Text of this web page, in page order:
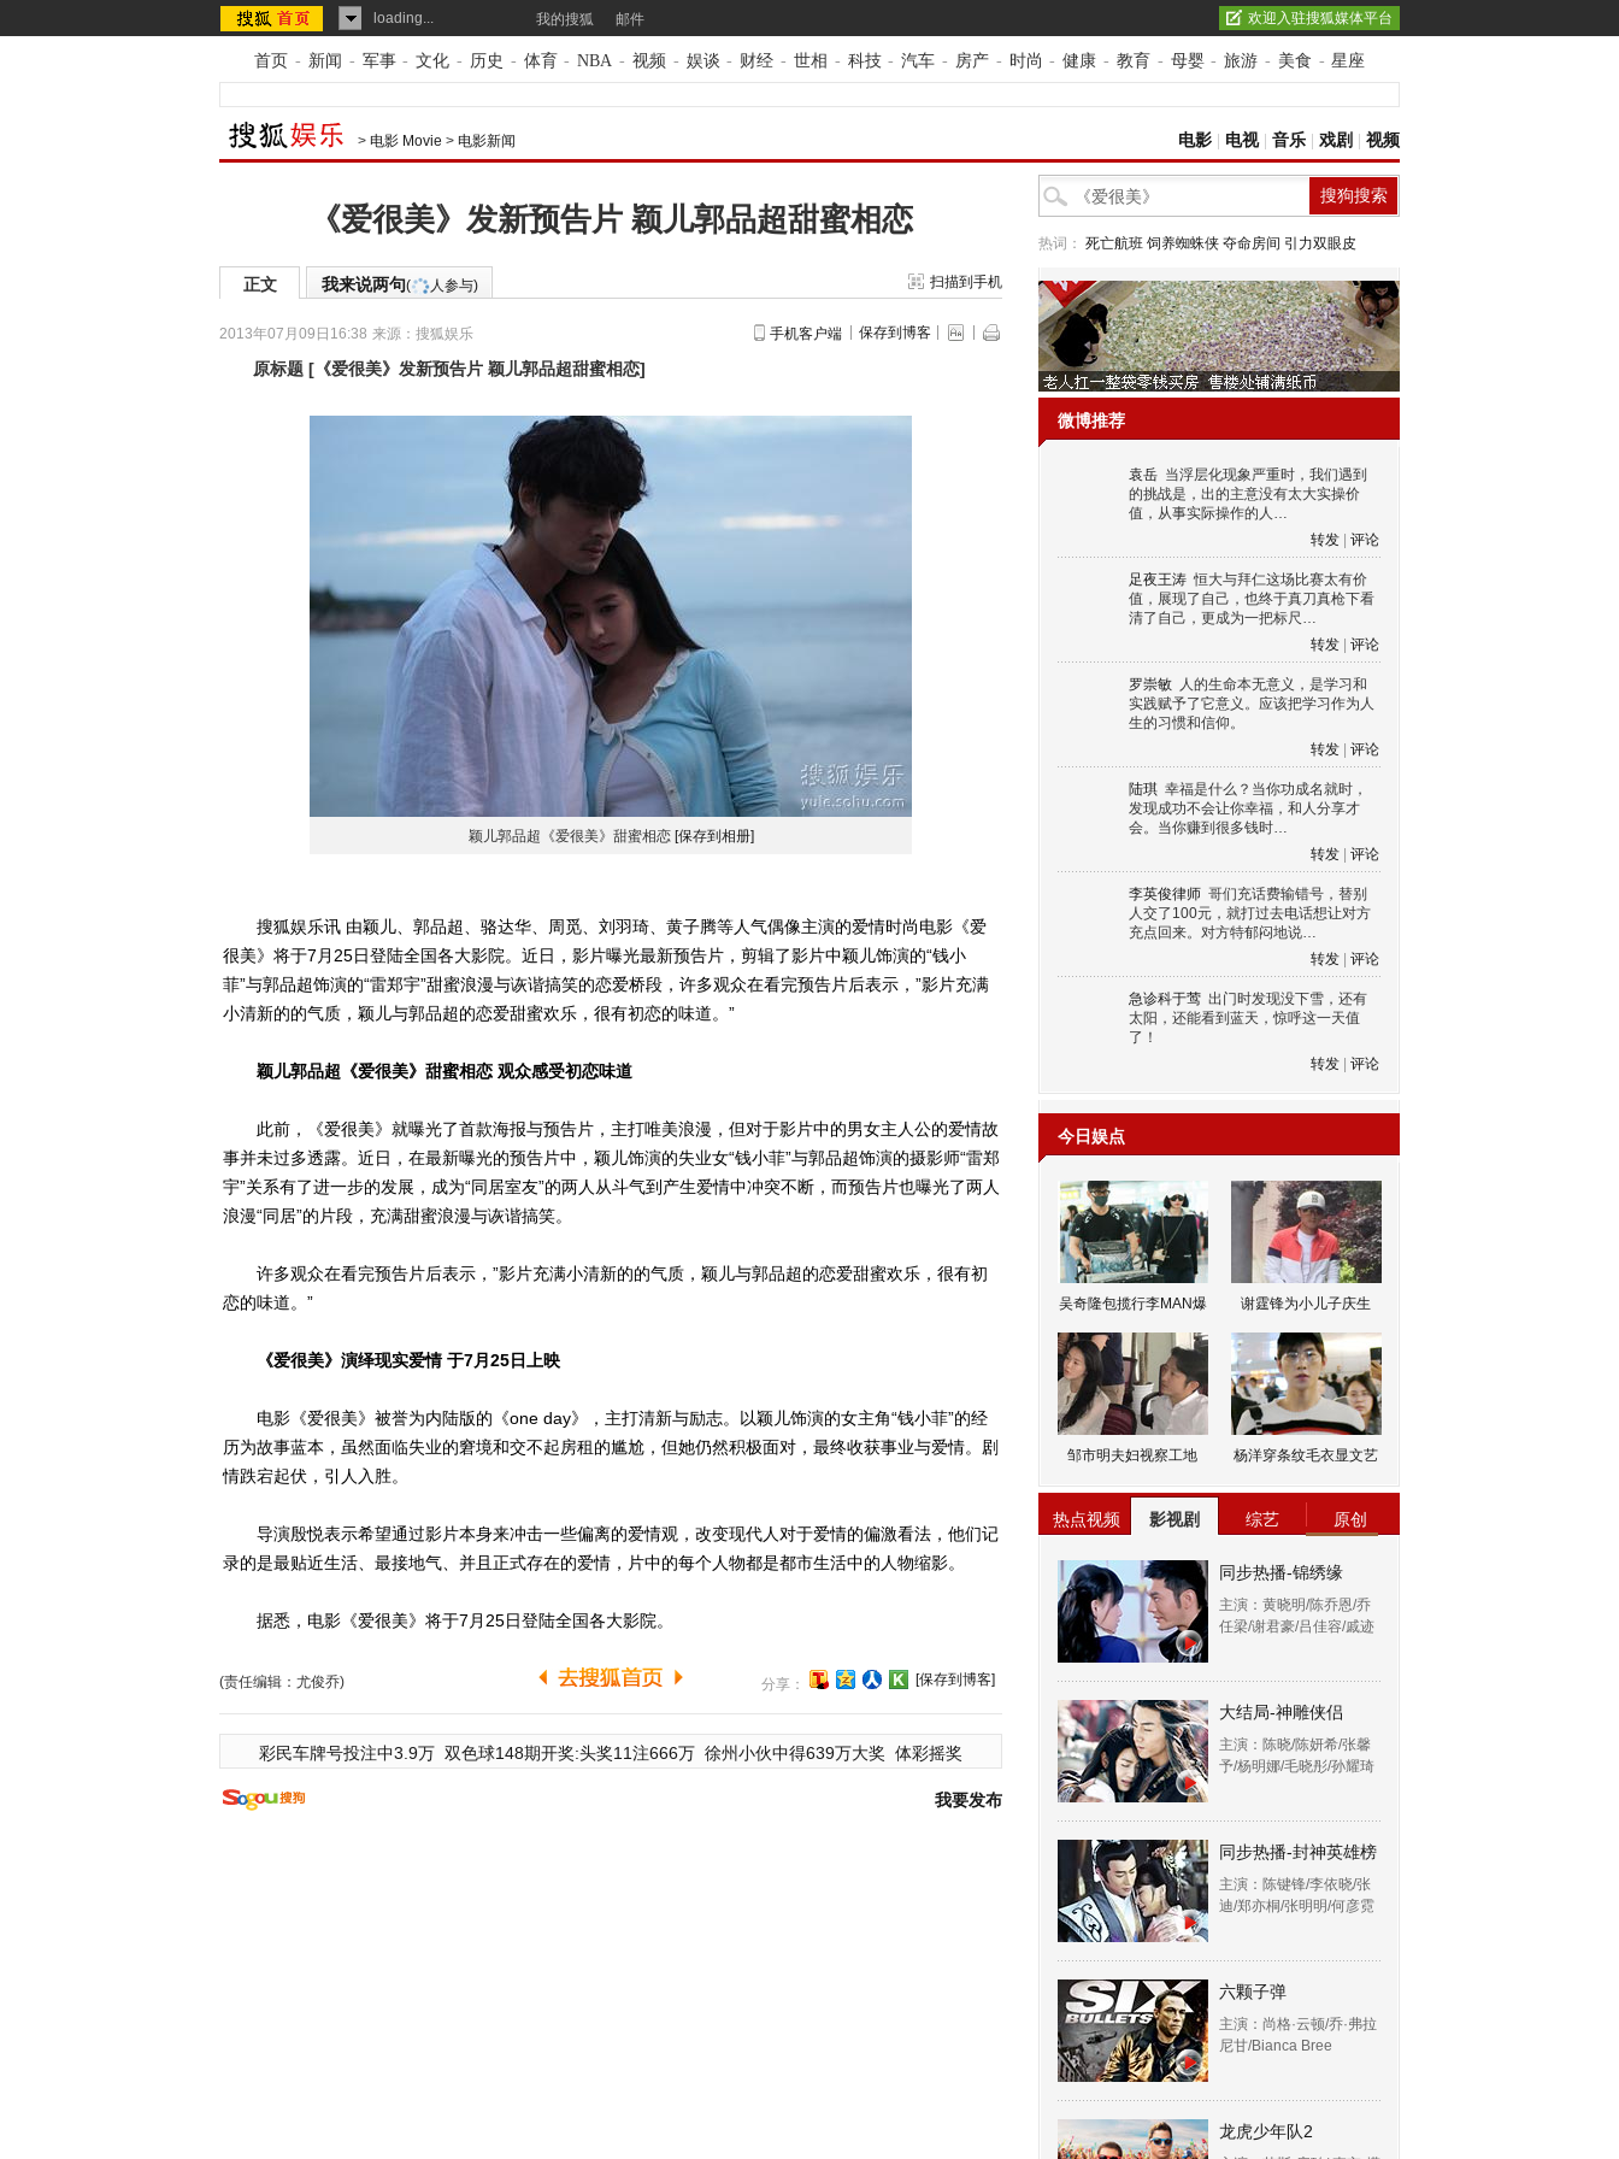
loading... 我的搜狐 邮件 欢迎入驻搜狐媒体平台
首页 - 新闻 - 军事 - 文化 - 历史 - 体育 - NBA - 视频 - 娱谈 - 财经 - 世相 - 科技 - 汽车 - 房产 - 时尚 - 健康 - 教育 - 母婴 - 旅游 - 美食 - 星座
> 电影 Movie > 电影新闻 电影 电视| 音乐 戏剧 视频
《爱很美》发新预告片 颖儿郭品超甜蜜相恋
正文 我来说两句( 人参与) 扫描到手机
2013年07月09日16:38 来源： 搜狐娱乐 手机客户端 保存到博客
原标题 [ 《爱很美》发新预告片 颖儿郭品超甜蜜相恋]
颖儿郭品超《爱很美》甜蜜相恋 [保存到相册]
搜狐娱乐讯 由颖儿、郭品超、骆达华、周觅、刘羽琦、黄子腾等人气偶像主演的爱情时尚电影《爱
很美》将于7月25日登陆全国各大影院。近日，影片曝光最新预告片，剪辑了影片中颖儿饰演的“钱小
菲”与郭品超饰演的“雷郑宇”甜蜜浪漫与诙谐搞笑的恋爱桥段，许多观众在看完预告片后表示，”影片充满
小清新的的气质，颖儿与郭品超的恋爱甜蜜欢乐，很有初恋的味道。”
颖儿郭品超《爱很美》甜蜜相恋 观众感受初恋味道
此前，《爱很美》就曝光了首款海报与预告片，主打唯美浪漫，但对于影片中的男女主人公的爱情故
事并未过多透露。近日，在最新曝光的预告片中，颖儿饰演的失业女“钱小菲”与郭品超饰演的摄影师“雷郑
宇”关系有了进一步的发展，成为“同居室友”的两人从斗气到产生爱情中冲突不断，而预告片也曝光了两人
浪漫“同居”的片段，充满甜蜜浪漫与诙谐搞笑。
许多观众在看完预告片后表示，”影片充满小清新的的气质，颖儿与郭品超的恋爱甜蜜欢乐，很有初
恋的味道。”
《爱很美》演绎现实爱情 于7月25日上映
电影《爱很美》被誉为内陆版的《one day》，主打清新与励志。以颖儿饰演的女主角“钱小菲”的经
历为故事蓝本，虽然面临失业的窘境和交不起房租的尴尬，但她仍然积极面对，最终收获事业与爱情。剧
情跌宕起伏，引人入胜。
导演殷悦表示希望通过影片本身来冲击一些偏离的爱情观，改变现代人对于爱情的偏激看法，他们记
录的是最贴近生活、最接地气、并且正式存在的爱情，片中的每个人物都是都市生活中的人物缩影。
据悉，电影《爱很美》将于7月25日登陆全国各大影院。
(责任编辑：尤俊乔) 分享： [保存到博客]
彩民车牌号投注中3.9万 双色球148期开奖:头奖11注666万 徐州小伙中得639万大奖 体彩摇奖
我要发布
热词： 死亡航班 饲养蜘蛛侠 夺命房间 引力双眼皮
微博推荐
袁岳 当浮层化现象严重时，我们遇到
的挑战是，出的主意没有太大实操价
值，从事实际操作的人…
转发
评论
足夜王涛 恒大与拜仁这场比赛太有价
值，展现了自己，也终于真刀真枪下看
清了自己，更成为一把标尺…
转发
评论
罗崇敏 人的生命本无意义，是学习和
实践赋予了它意义。应该把学习作为人
生的习惯和信仰。
转发
评论
陆琪 幸福是什么？当你功成名就时，
发现成功不会让你幸福，和人分享才
会。当你赚到很多钱时…
转发
评论
李英俊律师 哥们充话费输错号，替别
人交了100元，就打过去电话想让对方
充点回来。对方特郁闷地说…
转发
评论
急诊科于莺 出门时发现没下雪，还有
太阳，还能看到蓝天，惊呼这一天值
了！
转发
评论
今日娱点
吴奇隆包揽行李MAN爆 谢霆锋为小儿子庆生
邹市明夫妇视察工地 杨洋穿条纹毛衣显文艺
热点视频 影视剧 综艺 原创
同步热播-锦绣缘
主演：黄晓明/陈乔恩/乔
任梁/谢君豪/吕佳容/戚迹
大结局-神雕侠侣
主演：陈晓/陈妍希/张馨
予/杨明娜/毛晓彤/孙耀琦
同步热播-封神英雄榜
主演：陈键锋/李依晓/张
迪/郑亦桐/张明明/何彦霓
六颗子弹
主演：尚格·云顿/乔·弗拉
尼甘/Bianca Bree
龙虎少年队2